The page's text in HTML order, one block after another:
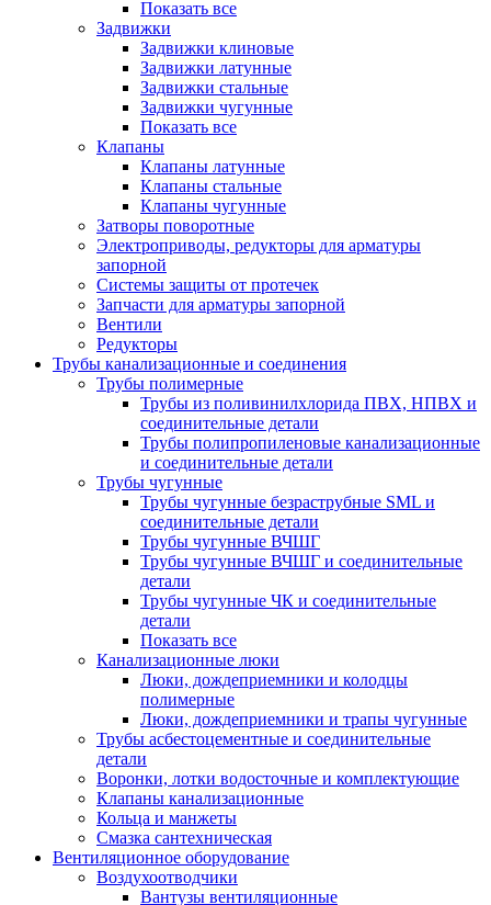
Показать все
Задвижки
Задвижки клиновые
Задвижки латунные
Задвижки стальные
Задвижки чугунные
Показать все
Клапаны
Клапаны латунные
Клапаны стальные
Клапаны чугунные
Затворы поворотные
Электроприводы, редукторы для арматуры
запорной
Системы защиты от протечек
Запчасти для арматуры запорной
Вентили
Редукторы
Трубы канализационные и соединения
Трубы полимерные
Трубы из поливинилхлорида ПВХ, НПВХ и
соединительные детали
Трубы полипропиленовые канализационные
и соединительные детали
Трубы чугунные
Трубы чугунные безраструбные SML и
соединительные детали
Трубы чугунные ВЧШГ
Трубы чугунные ВЧШГ и соединительные
детали
Трубы чугунные ЧК и соединительные
детали
Показать все
Канализационные люки
Люки, дождеприемники и колодцы
полимерные
Люки, дождеприемники и трапы чугунные
Трубы асбестоцементные и соединительные
детали
Воронки, лотки водосточные и комплектующие
Клапаны канализационные
Кольца и манжеты
Смазка сантехническая
Вентиляционное оборудование
Воздухоотводчики
Вантузы вентиляционные